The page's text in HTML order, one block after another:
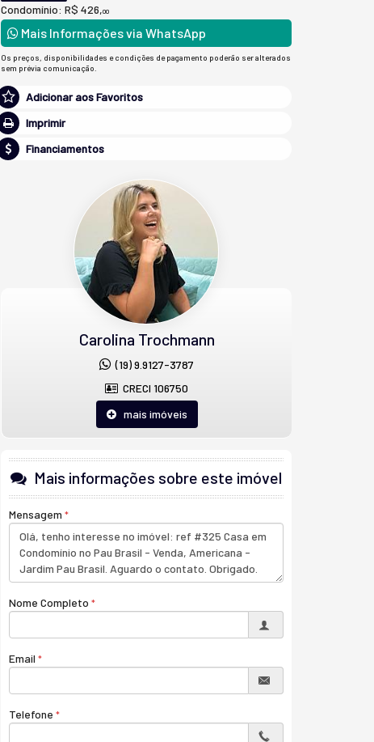
Condomínio: R$ 426,00
Mais Informações via WhatsApp
Os preços, disponibilidades e condições de pagamento poderão ser alterados
sem prévia comunicação.
Adicionar aos Favoritos
Imprimir
Financiamentos
Carolina Trochmann
(19) 9.9127-3787
CRECI 106750
mais imóveis
Mais informações sobre este imóvel
Mensagem
Nome Completo
Email
Telefone